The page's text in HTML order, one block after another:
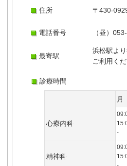
住所 〒430-
電話番号 （昼）
最寄駅
浜松駅よ
ご利用く
診療時間
月
心療内科
-
精神科